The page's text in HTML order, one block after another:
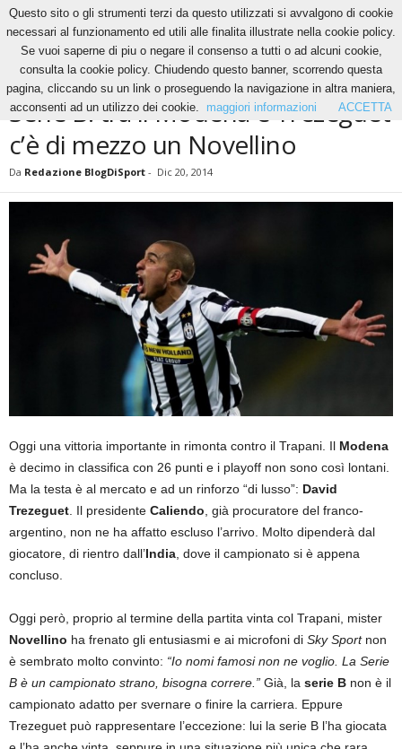
News Serie B: tra il Modena e Trezeguet c’è di mezzo un Novellino
NEWS
Serie B: tra il Modena e Trezeguet
c’è di mezzo un Novellino
Da Redazione BlogDiSport - Dic 20, 2014
Oggi una vittoria importante in rimonta contro il Trapani. Il Modena
è decimo in classifica con 26 punti e i playoff non sono così lontani.
Ma la testa è al mercato e ad un rinforzo “di lusso”: David
Trezeguet . Il presidente Caliendo , già procuratore del franco-
argentino, non ne ha affatto escluso l’arrivo. Molto dipenderà dal
giocatore, di rientro dall’India , dove il campionato si è appena
concluso.
Oggi però, proprio al termine della partita vinta col Trapani, mister
Novellino ha frenato gli entusiasmi e ai microfoni di Sky Sportnon
è sembrato molto convinto: “Io nomi famosi non ne voglio. La Serie
B è un campionato strano, bisogna correre.” Già, la serie B non è il
campionato adatto per svernare o finire la carriera. Eppure
Trezeguet può rappresentare l’eccezione: lui la serie B l’ha giocata
Questo sito o gli strumenti terzi da questo utilizzati si avvalgono di cookie
necessari al funzionamento ed utili alle finalita illustrate nella cookie policy.
Se vuoi saperne di piu o negare il consenso a tutti o ad alcuni cookie,
consulta la cookie policy. Chiudendo questo banner, scorrendo questa
pagina, cliccando su un link o proseguendo la navigazione in altra maniera,
acconsenti ad un utilizzo dei cookie.
maggiori informazioni ACCETTA